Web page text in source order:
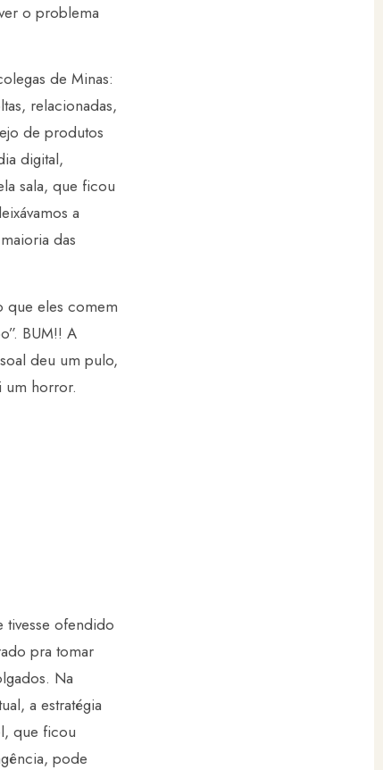
o problema
de Minas:
relacionadas,
de produtos
digital,
sala, que ficou
a
das
que eles comem
BUM!! A
deu um pulo,
um horror.
tivesse ofendido
pra tomar
Na
a estratégia
que ficou
pode